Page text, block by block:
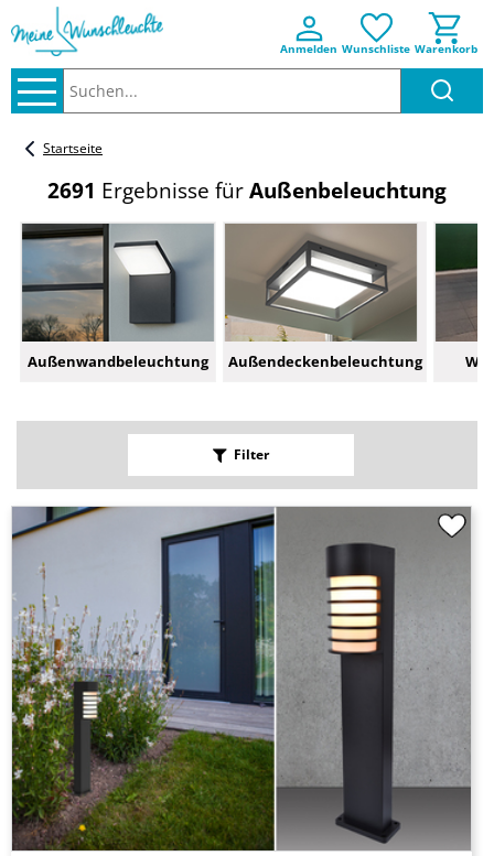
Anmelden Wunschliste Warenkorb
Startseite
2691 Ergebnisse fürAußenbeleuchtung
Außenwandbeleuchtung Außendeckenbeleuchtung
Filter